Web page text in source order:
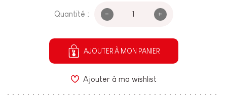
Quantité : - +
AJOUTER À MON PANIER
Ajouter à ma wishlist